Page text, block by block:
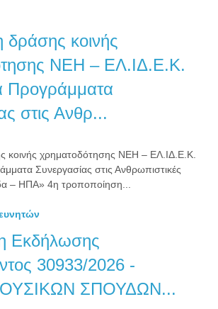
δράσης κοινής
NEH – ΕΛ.ΙΔ.Ε.Κ.
Προγράμματα
στις Ανθρ...
κοινής χρηματοδότησης NEH – ΕΛ.ΙΔ.Ε.Κ.
Συνεργασίας στις Ανθρωπιστικές
– ΗΠΑ» 4η τροποποίηση...
Εκδήλωσης
30933/2026 -
ΣΠΟΥΔΩΝ...